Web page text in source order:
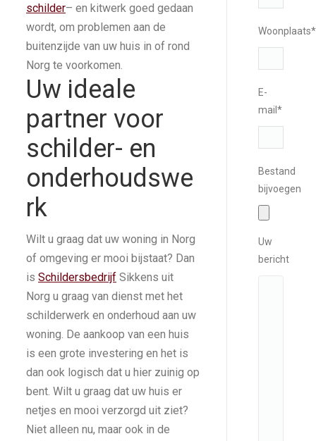
schilder– en kitwerk goed gedaan
wordt, om problemen aan de
buitenzijde van uw huis in of rond
Norg te voorkomen.
Uw ideale
partner voor
schilder- en
onderhoudswe
rk
Wilt u graag dat uw woning in Norg
of omgeving er mooi bijstaat? Dan
is Schildersbedrijf Sikkens uit
Norg u graag van dienst met het
schilderwerk en onderhoud aan uw
woning. De aankoop van een huis
is een grote investering en het is
dan ook logisch dat u hier zuinig op
bent. Wilt u graag dat uw huis er
netjes en mooi verzorgd uit ziet?
Niet alleen nu, maar ook in de
Woonplaats*
E-
mail*
Bestand
bijvoegen
Uw
bericht